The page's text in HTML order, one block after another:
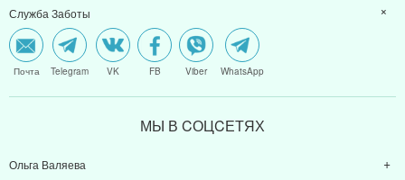
Служба Заботы
Почта Telegram VK FB Viber WhatsApp
МЫ В CОЦCЕТЯХ
Ольга Валяева